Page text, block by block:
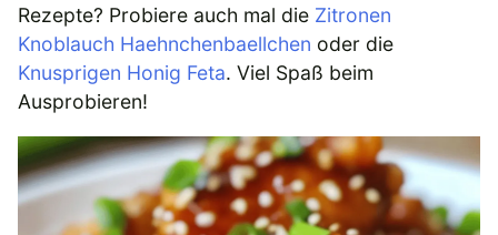
Rezepte? Probiere auch mal die Zitronen
Knoblauch Haehnchenbaellchen oder die
Knusprigen Honig Feta. Viel Spaß beim
Ausprobieren!